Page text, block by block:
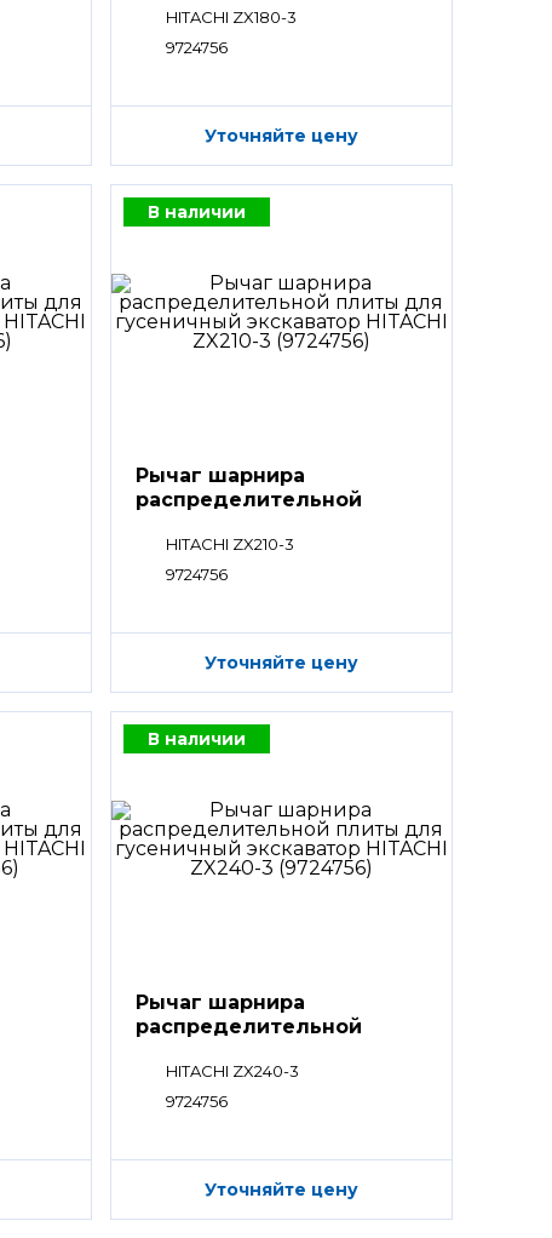
HITACHI ZX180-3
9724756
Уточняйте цену
В наличии
Рычаг шарнира
распределительной
HITACHI ZX210-3
9724756
Уточняйте цену
В наличии
Рычаг шарнира
распределительной
HITACHI ZX240-3
9724756
Уточняйте цену